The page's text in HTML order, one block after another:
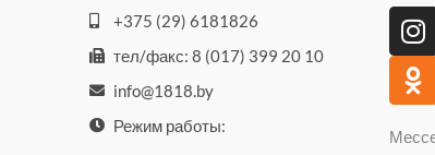
+375 (29) 6181826
тел/факс: 8 (017) 399 20 10
info@1818.by
Режим работы:
I
n
s
t
a
O
d
n
o
k